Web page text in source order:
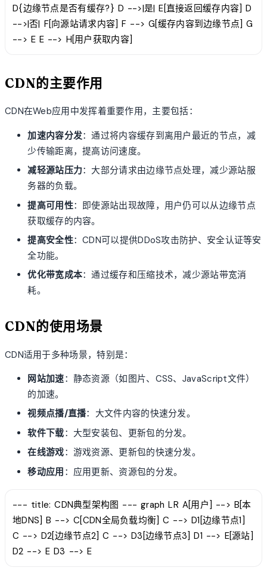
D{边缘节点是否有缓存?} D -->|是| E[直接返回缓存内容] D
-->|否| F[向源站请求内容] F --> G[缓存内容到边缘节点] G
--> E E --> H[用户获取内容]
CDN的主要作用
CDN在Web应用中发挥着重要作用，主要包括：
加速内容分发：通过将内容缓存到离用户最近的节点，减
少传输距离，提高访问速度。
减轻源站压力：大部分请求由边缘节点处理，减少源站服
务器的负载。
提高可用性：即使源站出现故障，用户仍可以从边缘节点
获取缓存的内容。
提高安全性：CDN可以提供DDoS攻击防护、安全认证等安
全功能。
优化带宽成本：通过缓存和压缩技术，减少源站带宽消
耗。
CDN的使用场景
CDN适用于多种场景，特别是：
网站加速：静态资源（如图片、CSS、JavaScript文件）
的加速。
视频点播/直播：大文件内容的快速分发。
软件下载：大型安装包、更新包的分发。
在线游戏：游戏资源、更新包的快速分发。
移动应用 ：应用更新、资源包的分发。
--- title: CDN典型架构图 --- graph LR A[用户] --> B[本
地DNS] B --> C[CDN全局负载均衡] C --> D1[边缘节点1]
C --> D2[边缘节点2] C --> D3[边缘节点3] D1 --> E[源站]
D2 --> E D3 --> E